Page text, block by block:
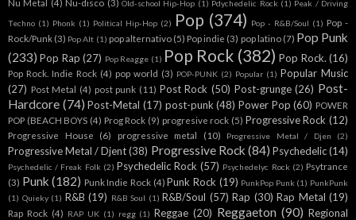
Old-school Hip-Hop (1) Pdychedelic Rock (1) Peak / Driving
Techno (1) Phonk (1) Political Hip-Hop (2) Pop (374) Pop - R&B/Soul (1) Pop -
Rock/Punk (3) Pop Alt (1) pop alternativo (5) Pop indie (3) pop latino (7) Pop Punk
(233) Pop Rap (27) Pop Reagge (1) Pop Rock (382) Pop Rock. (16)
Pop Rock. Indie Rock (4) pop world (3) POP-PUNK (2) Popular (1) Popular Music
(27) Post Metal (4) post punk (11) Post Rock (50) Post-grunge (26) Post-
Hardcore (74) Post-Metal (17) post-punk (48) Power Pop (60) POWER
POP (BEACH BOYS (4) Prog Rock (9) progresive rock (5) Progressive Rock (12)
Progressive House (6) progressive metal (10) Progressive Metal / Djen (2)
Progressive Metal / Djent (38) Progressive Rock (84) Psychedelic(14)
Psychedelic / Freak Folk (2) Psychedelic Rock (57) Psychedelyc Rock (2) Psytrance
(3) Punk (182) Punk Indie Rock (4) Punk Rock (19) PunkPop Punk (1) PunkPunk
(1) Quieky (1) R&B (19) R&B Soul (1) R&B/Soul (57) Rap (30) Rap Metal (19)
Rap Rock (4) RAP UK (1) regg (1) Reggae (20) Reggaeton (90) Regional